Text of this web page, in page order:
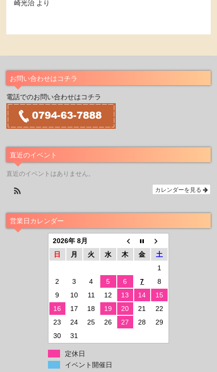
崎光治 より
お問い合わせはコチラ
電話でのお問い合わせはコチラ
直近のイベント
直近のイベントはありません。
カレンダーを見る
営業日カレンダー
2026年 8月
日
月 火 水 木 金
土
1
2
3 4 5 6 7
8
9
10 11 12 13 14
15
16
17 18 19 20 21
22
23
24 25 26 27 28
29
30
31
定休日
イベント開催日